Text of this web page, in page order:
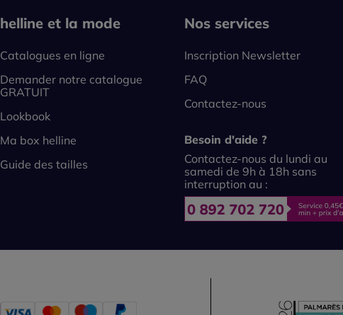
helline et la mode
Catalogues en ligne
Demander notre catalogue
GRATUIT
Lookbook
Ma box helline
Guide des tailles
Nos services
Inscription Newsletter
FAQ
Contactez-nous
Besoin d'aide ?
Contactez-nous du lundi au
samedi de 9h à 18h sans
interruption au :